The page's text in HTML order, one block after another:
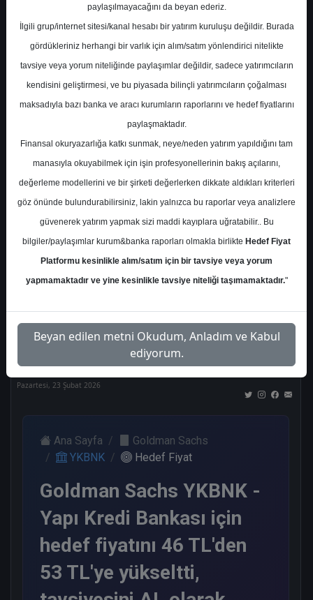
En Yüksek Tahmin
Ortalama Fiyat Tahmini
Ortalama Getiri Potansiyeli
Kurum Sayısı
20
8 2
Paralel
Get.
1
Üstü
Get.
5
Yok
1
3
Pazartesi, 23 Şubat 2026
Ana Sayfa
Goldman Sachs
YKBNK
Hedef Fiyat
Goldman Sachs YKBNK -
Yapı Kredi Bankası için
hedef fiyatını 46 TL'den
53 TL'ye yükseltti,
paylaşılmayacağını da beyan ederiz.
İlgili grup/internet sitesi/kanal hesabı bir yatırım kuruluşu değildir. Burada
gördükleriniz herhangi bir varlık için alım/satım yönlendirici nitelikte
tavsiye veya yorum niteliğinde paylaşımlar değildir, sadece yatırımcıların
kendisini geliştirmesi, ve bu piyasada bilinçli yatırımcıların çoğalması
maksadıyla bazı banka ve aracı kurumların raporlarını ve hedef fiyatlarını
paylaşmaktadır.
Finansal okuryazarlığa katkı sunmak, neye/neden yatırım yapıldığını tam
manasıyla okuyabilmek için işin profesyonellerinin bakış açılarını,
değerleme modellerini ve bir şirketi değerlerken dikkate aldıkları kriterleri
göz önünde bulundurabilirsiniz, lakin yalnızca bu raporlar veya analizlere
güvenerek yatırım yapmak sizi maddi kayıplara uğratabilir.. Bu
bilgiler/paylaşımlar kurum&banka raporları olmakla birlikte Hedef Fiyat
Platformu kesinlikle alım/satım için bir tavsiye veya yorum
yapmamaktadır ve yine kesinlikle tavsiye niteliği taşımamaktadır."
Beyan edilen metni Okudum, Anladım ve Kabul
ediyorum.